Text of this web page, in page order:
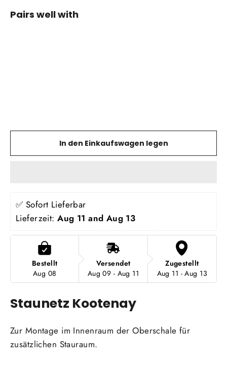
Pairs well with
In den Einkaufswagen legen
✅ Sofort Lieferbar
Lieferzeit: Aug 11 and Aug 13
Bestellt
Aug 08
Versendet
Aug 09 - Aug 11
Zugestellt
Aug 11 - Aug 13
Staunetz Kootenay
Zur Montage im Innenraum der Oberschale für
zusätzlichen Stauraum.